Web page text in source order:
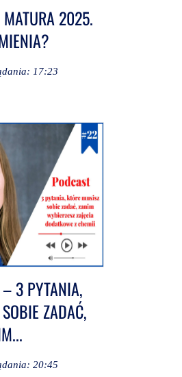
2025.
17:23
3 PYTANIA,
ZADAĆ,
20:45